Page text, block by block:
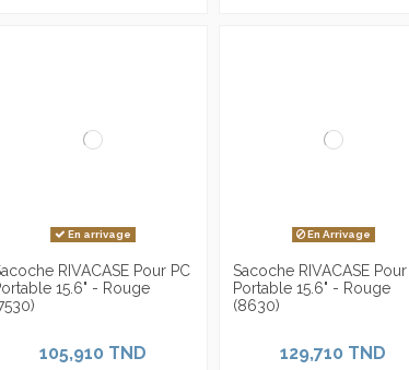
En arrivage
Portable 15.6" - Rouge
En Arrivage
Portable 15.6" - Rouge